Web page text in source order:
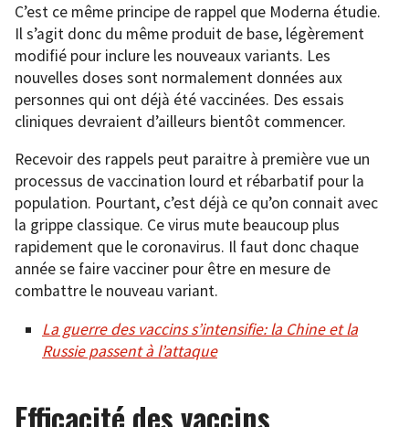
C’est ce même principe de rappel que Moderna étudie.
Il s’agit donc du même produit de base, légèrement
modifié pour inclure les nouveaux variants. Les
nouvelles doses sont normalement données aux
personnes qui ont déjà été vaccinées. Des essais
cliniques devraient d’ailleurs bientôt commencer.
Recevoir des rappels peut paraitre à première vue un
processus de vaccination lourd et rébarbatif pour la
population. Pourtant, c’est déjà ce qu’on connait avec
la grippe classique. Ce virus mute beaucoup plus
rapidement que le coronavirus. Il faut donc chaque
année se faire vacciner pour être en mesure de
combattre le nouveau variant.
La guerre des vaccins s’intensifie: la Chine et la
Russie passent à l’attaque
Efficacité des vaccins